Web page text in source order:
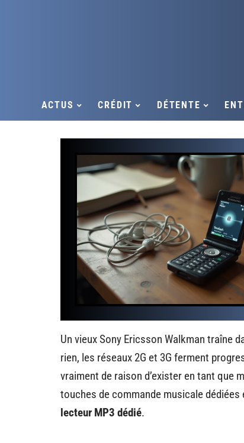
ACTUS CRÉDIT DÉTENTE
Un vieux Sony Ericsson Walkman traîne
rien, les réseaux 2G et 3G ferment
vraiment de raison d’exister en tant que
touches de commande musicale
lecteur MP3 dédié.